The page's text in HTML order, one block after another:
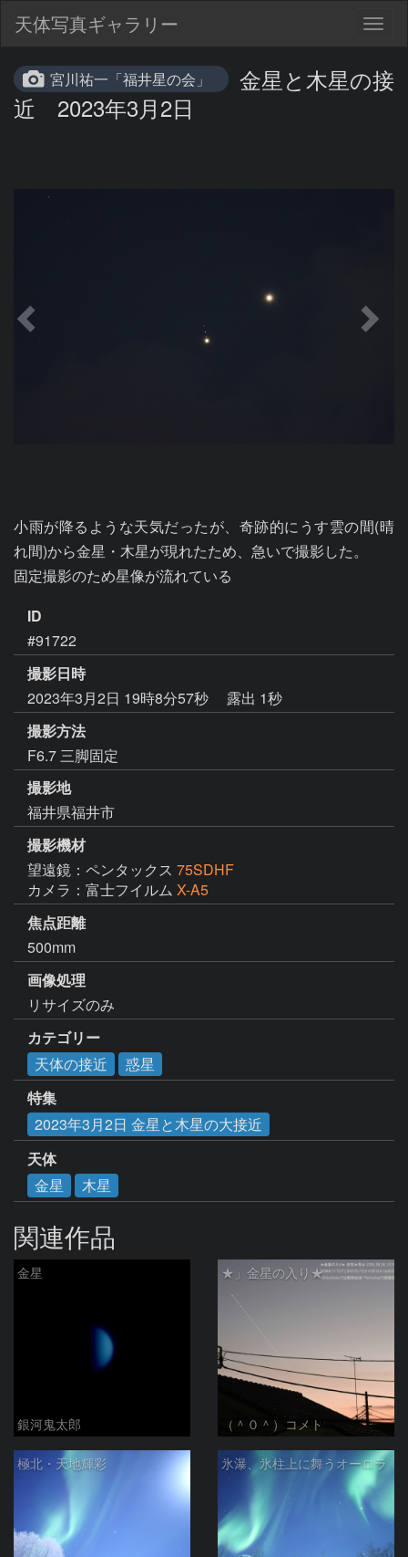
天体写真ギャラリー
宮川祐一「福井星の会」
金星と木星の接
近 2023年3月2日
小雨が降るような天気だったが、奇跡的にうす雲の間(晴
れ間)から金星・木星が現れたため、急いで撮影した。
固定撮影のため星像が流れている
ID
#91722
撮影日時
2023年3月2日 19時8分57秒
露出 1秒
撮影方法
F6.7 三脚固定
撮影地
福井県福井市
撮影機材
望遠鏡：ペンタックス 75SDHF
カメラ：富士フイルム X-A5
焦点距離
500mm
画像処理
リサイズのみ
カテゴリー
天体の接近
惑星
特集
2023年3月2日 金星と木星の大接近
天体
金星
木星
関連作品
金星
銀河鬼太郎
★」金星の入り★
（＾０＾）コメト
極北・天地輝彩 氷瀑、氷柱上に舞うオーロラ